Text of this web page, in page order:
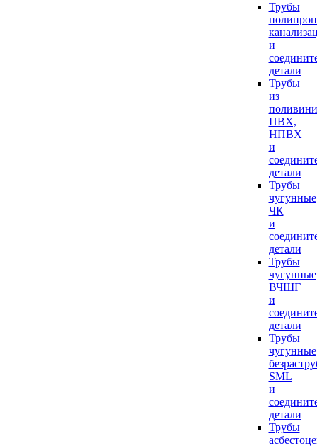
Трубы
и
детали
Трубы
из
ПВХ,
НПВХ
и
детали
Трубы
чугунные
ЧК
и
детали
Трубы
чугунные
ВЧШГ
и
детали
Трубы
чугунные
SML
и
детали
Трубы